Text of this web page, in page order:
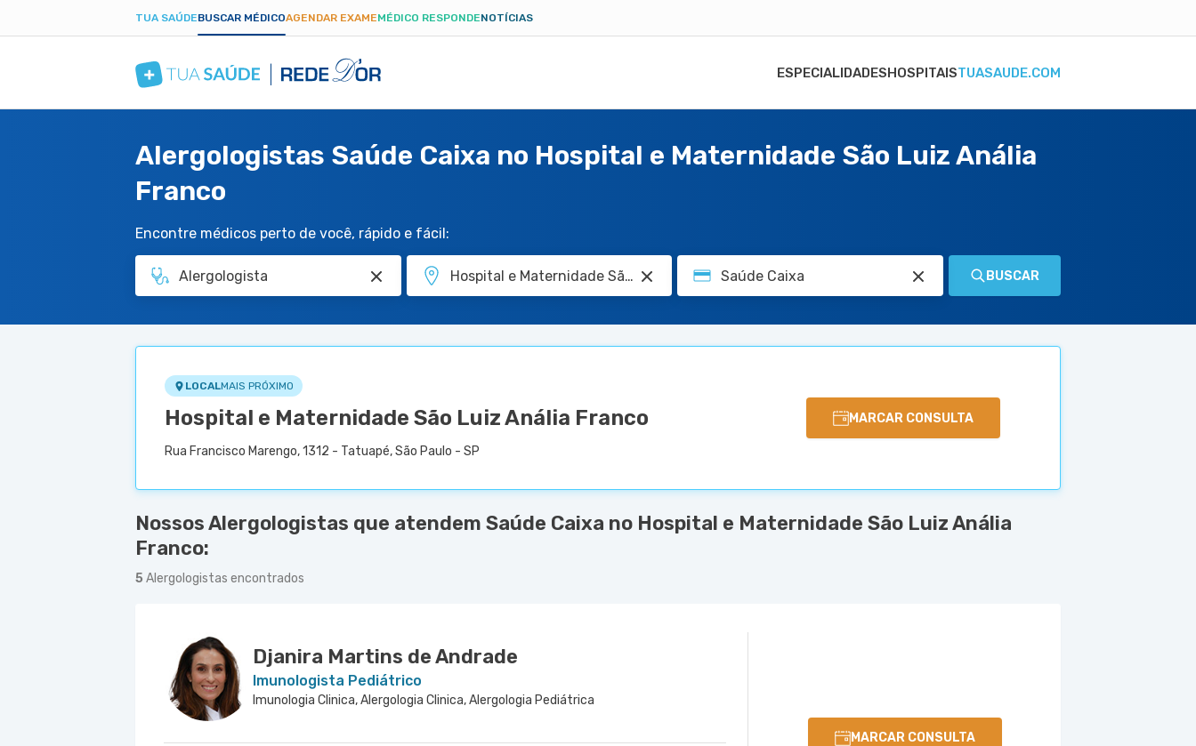
TUA SAÚDEBUSCAR MÉDICOAGENDAR EXAMEMÉDICO RESPONDENOTÍCIAS
ESPECIALIDADESHOSPITAISTUASAUDE.COM
Alergologistas Saúde Caixa no Hospital e Maternidade São Luiz Anália
Franco
Encontre médicos perto de você, rápido e fácil:
BUSCAR
LOCALMAIS PRÓXIMO
Hospital e Maternidade São Luiz Anália Franco
Rua Francisco Marengo, 1312 - Tatuapé, São Paulo - SP
MARCAR CONSULTA
Nossos Alergologistas que atendem Saúde Caixa no Hospital e Maternidade São Luiz Anália
Franco:
5 Alergologistas encontrados
Djanira Martins de Andrade
Imunologista Pediátrico
Imunologia Clinica, Alergologia Clinica, Alergologia Pediátrica
MARCAR CONSULTA